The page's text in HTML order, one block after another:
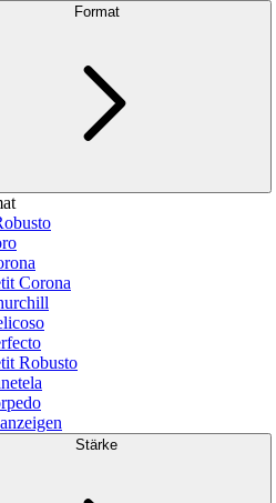
Format
Corona
Robusto
Stärke